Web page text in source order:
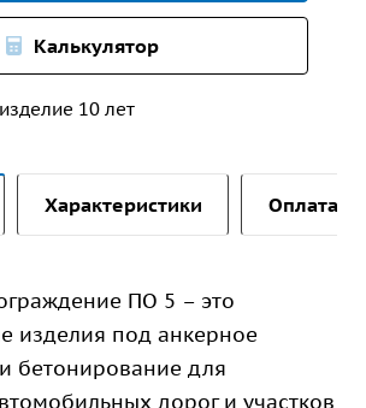
Калькулятор
10 лет
Характеристики Оплата и
ПО 5 – это
изделия под анкерное
бетонирование для
дорог и участков